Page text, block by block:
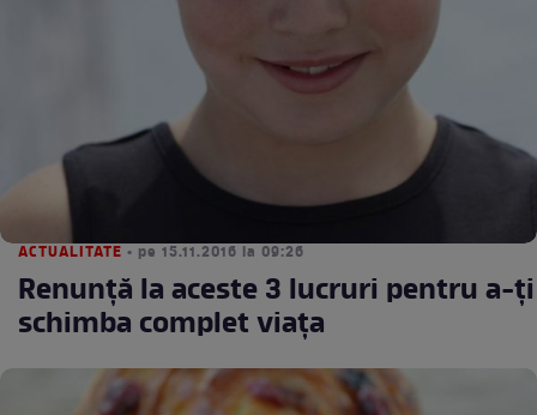
ACTUALITATE • pe 15.11.2016 la 09:26
Renunţă la aceste 3 lucruri pentru a-ţi
schimba complet viaţa